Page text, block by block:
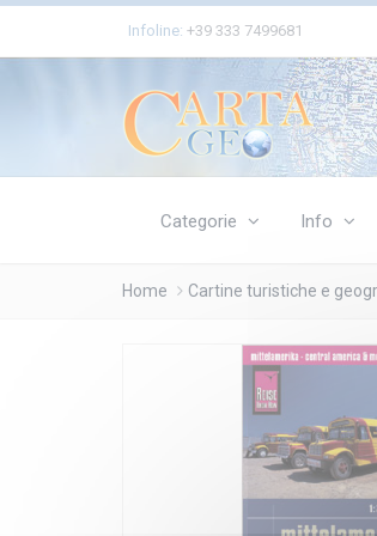
Infoline: +39 333 7499681
Categorie Info
Home Cartine turistiche e
Cookies management panel